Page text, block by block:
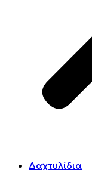
Δαχτυλίδια